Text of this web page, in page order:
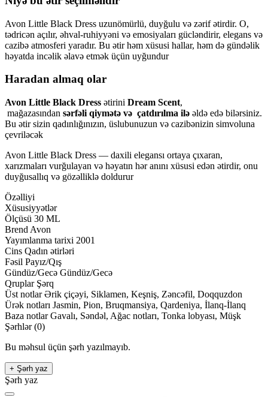
Avon Little Black Dress uzunömürlü, duyğulu və zərif ətirdir. O,
tədricən açılır, əhval-ruhiyyəni və emosiyaları gücləndirir, elegans və
cazibə atmosferi yaradır. Bu ətir həm xüsusi hallar, həm də gündəlik
həyatda incəlik əlavə etmək üçün uyğundur
Haradan almaq olar
Avon Little Black Dress ətirini Dream Scent,
mağazasından sərfəli qiymətə və çatdırılma ilə əldə edə bilərsiniz.
Bu ətir sizin qadınlığınızın, üslubunuzun və cazibənizin simvoluna
çevriləcək
Avon Little Black Dress — daxili elegansı ortaya çıxaran,
xarızmaları vurğulayan və həyatın hər anını xüsusi edən ətirdir, onu
duyğusallıq və gözəlliklə doldurur
Özəlliyi
Xüsusiyyətlər
Ölçüsü 30 ML
Brend Avon
Yayımlanma tarixi 2001
Cins Qadın ətirləri
Fəsil Payız/Qış
Gündüz/Gecə Gündüz/Gecə
Qruplar Şərq
Üst notlar Ərik çiçəyi, Siklamen, Keşniş, Zəncəfil, Doqquzdon
Ürək notları Jasmin, Pion, Bruqmansiya, Qardeniya, İlanq-İlanq
Baza notlar Gavalı, Səndəl, Ağac notları, Tonka lobyası, Müşk
Şərhlər (0)
Bu məhsul üçün şərh yazılmayıb.
+ Şərh yaz
Şərh yaz